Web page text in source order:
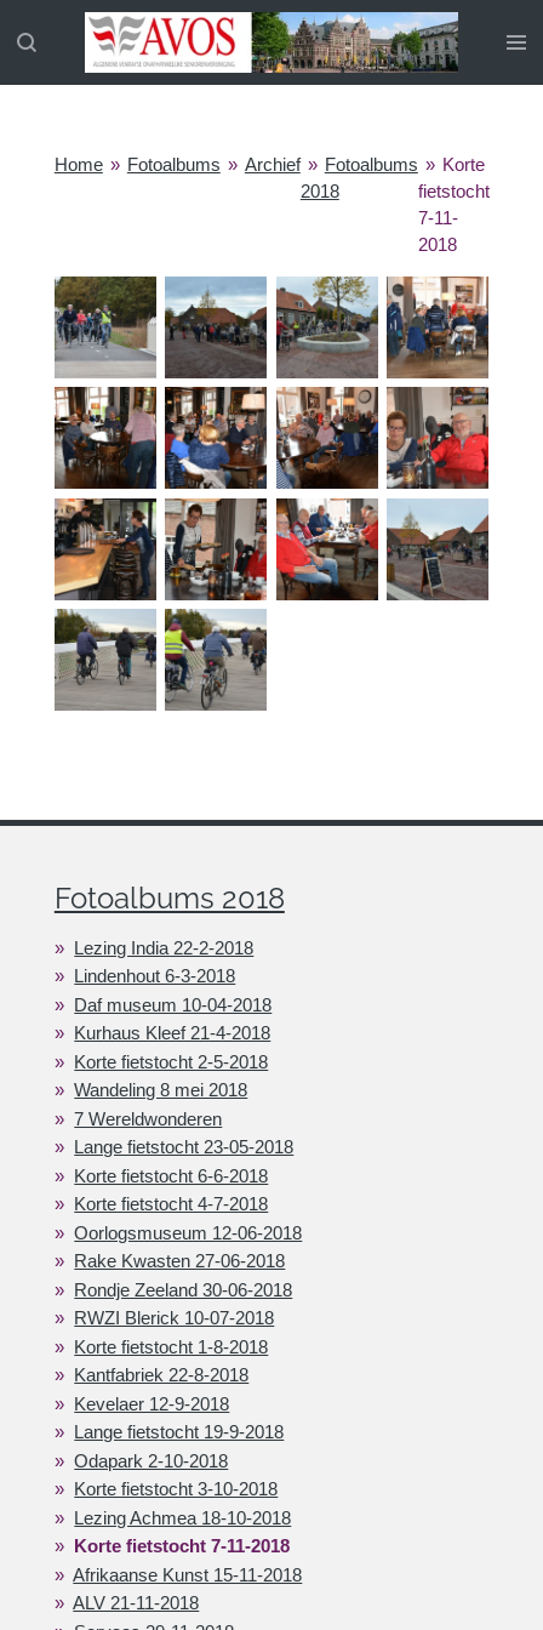
direct
Home » Fotoalbums » Archief » Fotoalbums
2018
» Korte
fietstocht
7-11-
2018
Fotoalbums 2018
Lezing India 22-2-2018
Lindenhout 6-3-2018
Daf museum 10-04-2018
Kurhaus Kleef 21-4-2018
Korte fietstocht 2-5-2018
Wandeling 8 mei 2018
7 Wereldwonderen
Lange fietstocht 23-05-2018
Korte fietstocht 6-6-2018
Korte fietstocht 4-7-2018
Oorlogsmuseum 12-06-2018
Rake Kwasten 27-06-2018
Rondje Zeeland 30-06-2018
RWZI Blerick 10-07-2018
Korte fietstocht 1-8-2018
Kantfabriek 22-8-2018
Kevelaer 12-9-2018
Lange fietstocht 19-9-2018
Odapark 2-10-2018
Korte fietstocht 3-10-2018
Lezing Achmea 18-10-2018
Korte fietstocht 7-11-2018
Afrikaanse Kunst 15-11-2018
ALV 21-11-2018